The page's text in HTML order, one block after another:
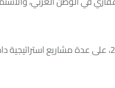
وتشتمل قائمة مشاريعها الجديدة البارزة للعام